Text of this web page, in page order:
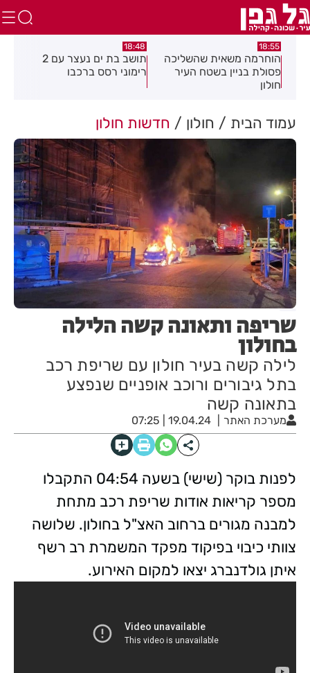
רימוני רסס ברכבו
יום שני ברציפות: שני שוהים
בלתי חוקיים אותרו ברמת גן
עמוד הבית חולון חדשות חולון
שריפה ותאונה קשה הלילה
בחולון
לילה קשה בעיר חולון עם שריפת רכב
בתל גיבורים ורוכב אופניים שנפצע
בתאונה קשה
מערכת האתר 19.04.24 | 07:25
לפנות בוקר (שישי) בשעה 04:54 התקבלו
מספר קריאות אודות שריפת רכב מתחת
למבנה מגורים ברחוב האצ"ל בחולון. שלושה
צוותי כיבוי בפיקוד מפקד המשמרת רב רשף
איתן גולדנברג יצאו למקום האירוע.